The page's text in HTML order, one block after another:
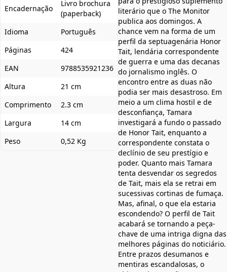
Encadernação
Livro brochura
(paperback)
Idioma
Português
Páginas
424
EAN
9788535921236
Altura
21 cm
Comprimento
2.3 cm
Largura
14 cm
Peso
0,52 Kg
literário que o The Monitor
publica aos domingos. A
chance vem na forma de um
perfil da septuagenária Honor
Tait, lendária correspondente
de guerra e uma das decanas
do jornalismo inglês. O
encontro entre as duas não
podia ser mais desastroso. Em
meio a um clima hostil e de
desconfiança, Tamara
investigará a fundo o passado
de Honor Tait, enquanto a
correspondente constata o
declínio de seu prestígio e
poder. Quanto mais Tamara
tenta desvendar os segredos
de Tait, mais ela se retrai em
sucessivas cortinas de fumaça.
Mas, afinal, o que ela estaria
escondendo? O perfil de Tait
acabará se tornando a peça-
chave de uma intriga digna das
melhores páginas do noticiário.
Entre prazos desumanos e
mentiras escandalosas, o